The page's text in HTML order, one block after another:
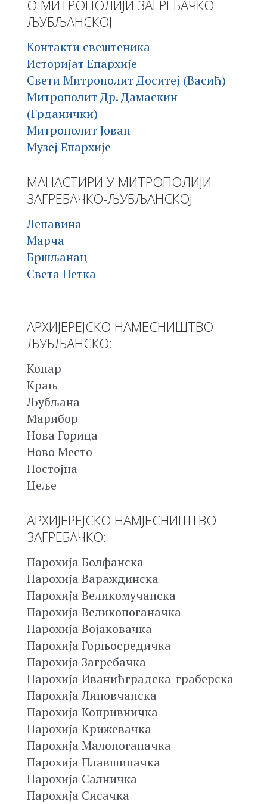
О МИТРОПОЛИЈИ ЗАГРЕБАЧКО-
ЉУБЉАНСКОЈ
Контакти свештеника
Историјат Епархије
Свети Митрополит Доситеј (Васић)
Митрополит Др. Дамаскин
(Грданички)
Митрополит Јован
Музеј Епархије
МАНАСТИРИ У МИТРОПОЛИЈИ
ЗАГРЕБАЧКО-ЉУБЉАНСКОЈ
Лепавина
Марча
Бршљанац
Света Петка
АРХИЈЕРЕЈСКО НАМЕСНИШТВО
ЉУБЉАНСКО:
Копар
Крањ
Љубљана
Марибор
Нова Горица
Ново Место
Постојна
Цеље
АРХИЈЕРЕЈСКО НАМЈЕСНИШТВО
ЗАГРЕБАЧКО:
Парохија Болфанска
Парохија Вараждинска
Парохија Великомучанска
Парохија Великопоганачка
Парохија Војаковачка
Парохија Горњосредичка
Парохија Загребачка
Парохија Иванићградска-граберска
Парохија Липовчанска
Парохија Копривничка
Парохија Крижевачка
Парохија Малопоганачка
Парохија Плавшиначка
Парохија Салничка
Парохија Сисачка